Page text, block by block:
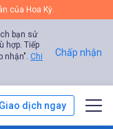
của Hoa Kỳ.
bạn sử
hợp. Tiếp
nhận". Chi
Chấp nhận
Giao dịch ngay